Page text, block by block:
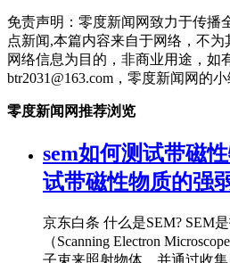
免责声明：零度新闻网致力于传播
点新闻,本篇内容来自于网络，不
网络信息为目的，非商业用途，如
btr2031@163.com，零度新闻网的小
零度新闻网推荐浏览
sem如何测试带磁
试带磁性物质的强
京东白条 什么是SEM? SEM
（Scanning Electron
子束来照射物体，并通过收